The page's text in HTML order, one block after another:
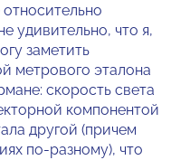
удивительно, что я,
заметить
метрового эталона
скорость света
компонентой
другой (причем
по-разному), что